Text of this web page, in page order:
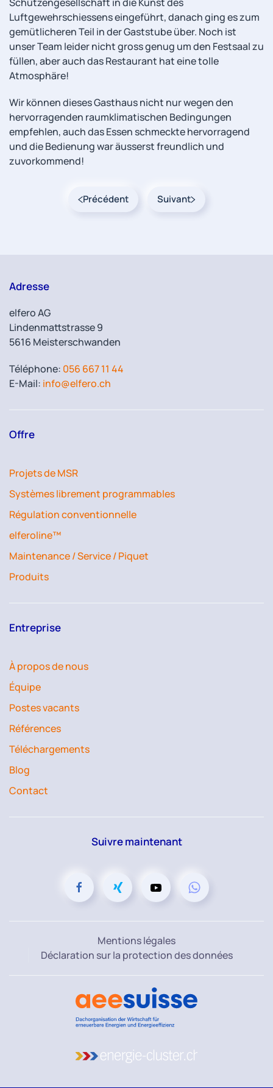
Luftgewehrschiessens eingeführt, danach ging es zum
gemütlicheren Teil in der Gaststube über. Noch ist
unser Team leider nicht gross genug um den Festsaal zu
füllen, aber auch das Restaurant hat eine tolle
Atmosphäre!
Wir können dieses Gasthaus nicht nur wegen den
hervorragenden raumklimatischen Bedingungen
empfehlen, auch das Essen schmeckte hervorragend
und die Bedienung war äusserst freundlich und
zuvorkommend!
Précédent Suivant
Adresse
elfero AG
Lindenmattstrasse 9
5616 Meisterschwanden
Téléphone: 056 667 11 44
E-Mail: info@elfero.ch
Offre
Projets de MSR
Systèmes librement programmables
Régulation conventionnelle
elferoline™
Maintenance / Service / Piquet
Produits
Entreprise
À propos de nous
Équipe
Postes vacants
Références
Téléchargements
Blog
Contact
Suivre maintenant
Mentions légales
Déclaration sur la protection des données